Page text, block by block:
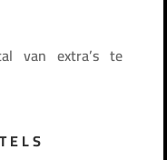
van extra’s te